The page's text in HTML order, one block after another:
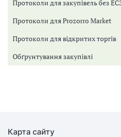
Протоколи для закупівель без
Протоколи для Prozorro Market
Протоколи для відкритих торгів
Обґрунтування закупівлі
Карта сайту